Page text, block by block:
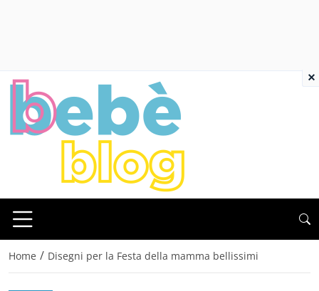
Home / Disegni per la Festa della mamma bellissimi
×